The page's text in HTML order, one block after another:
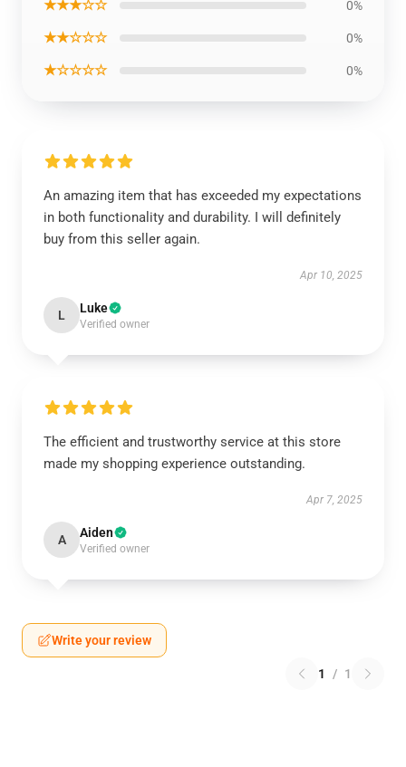
★★★☆☆ 0%
★★☆☆☆ 0%
★☆☆☆☆ 0%
An amazing item that has exceeded my expectations
in both functionality and durability. I will definitely
buy from this seller again.
Apr 10, 2025
L Luke
Verified owner
The efficient and trustworthy service at this store
made my shopping experience outstanding.
Apr 7, 2025
A Aiden
Verified owner
Write your review
1 / 1